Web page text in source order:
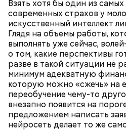
Взять хотя бы один из
современных страхов у
искусственный интеллект
Глядя на объемы работы,
выполнять уже сейчас,
о том, какие перспективы
разве в такой ситуации не
минимум адекватную
которую можно «сжечь» на
переобучение чему-то
внезапно появится на
предложением написать
нейросеть делает то же
По словам врача, тушенка
потому что является
упакованным продуктом.
есть повреждения, то в
качественную тушенку
непригодна для
Для заправки нужно мелко
смешать его с уксусом,
и нарезанной веточкой
Глазурь